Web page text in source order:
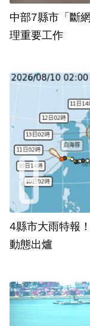
中部7縣市「斷
理重要工作
4縣市大雨特報
動態出爐